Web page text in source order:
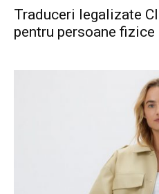
Traduceri legalizate
pentru persoane